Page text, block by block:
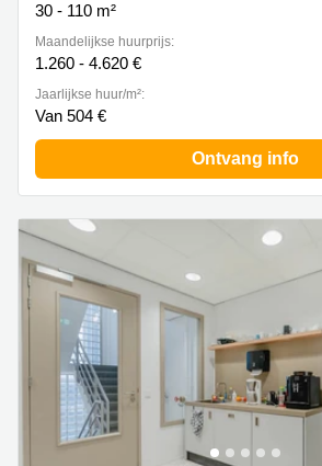
30 - 110 m²
Maandelijkse huurprijs:
1.260 - 4.620 €
Jaarlijkse huur/m²:
Van 504 €
Ontvang info